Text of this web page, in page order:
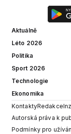
Aktuálně
Léto 2026
Politika
Sport 2026
Technologie
Ekonomika
KontaktyRedakce
Autorská práva k
Podmínky pro